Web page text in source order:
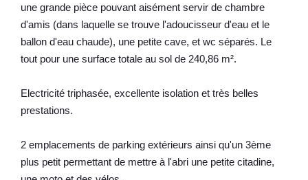
une grande pièce pouvant aisément servir de chambre
d'amis (dans laquelle se trouve l'adoucisseur d'eau et le
ballon d'eau chaude), une petite cave, et wc séparés. Le
tout pour une surface totale au sol de 240,86 m².
Electricité triphasée, excellente isolation et très belles
prestations.
2 emplacements de parking extérieurs ainsi qu'un 3ème
plus petit permettant de mettre à l'abri une petite citadine,